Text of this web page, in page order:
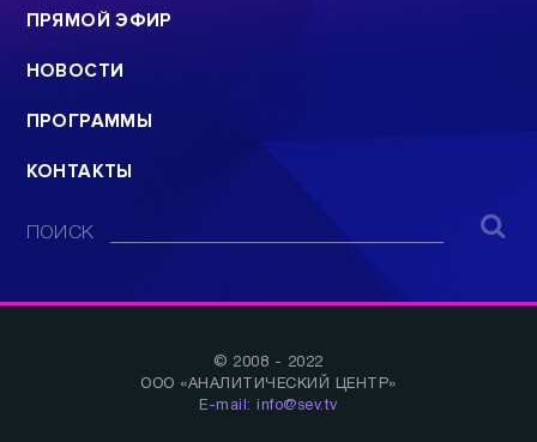
ПРЯМОЙ ЭФИР
НОВОСТИ
ПРОГРАММЫ
КОНТАКТЫ
ПОИСК
© 2008 - 2022
ООО «АНАЛИТИЧЕСКИЙ ЦЕНТР»
E-mail: info@sev.tv